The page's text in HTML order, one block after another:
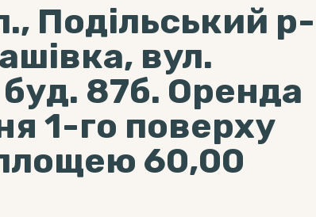
Подільський р-
вул.
буд. 87б. Оренда
1-го поверху
60,00